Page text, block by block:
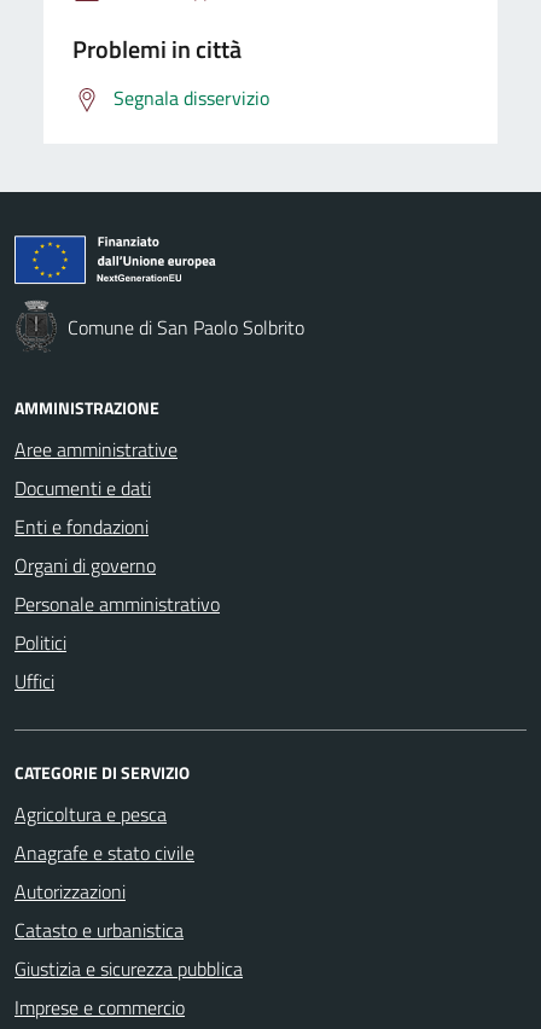
Problemi in città
Segnala disservizio
Comune di San Paolo Solbrito
AMMINISTRAZIONE
Aree amministrative
Documenti e dati
Enti e fondazioni
Organi di governo
Personale amministrativo
Politici
Uffici
CATEGORIE DI SERVIZIO
Agricoltura e pesca
Anagrafe e stato civile
Autorizzazioni
Catasto e urbanistica
Giustizia e sicurezza pubblica
Imprese e commercio